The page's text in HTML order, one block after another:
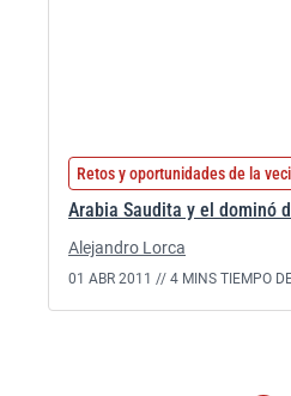
Retos y oportunidades de la
Arabia Saudita y el dominó
Alejandro Lorca
01 ABR 2011 // 4 MINS TIEMPO